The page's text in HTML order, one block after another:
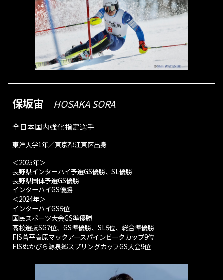
保坂宙 HOSAKA SORA
全日本国内強化指定選手
東洋大学1年／東京都江東区出身
＜2025年＞
長野県インターハイ予選GS優勝、SL優勝
長野県国体予選GS優勝
インターハイGS優勝
＜2024年＞
インターハイGS5位
国民スポーツ大会GS準優勝
高校選抜SG7位、GS準優勝、SL5位、総合準優勝
FIS菅平高原マックアースパインビークカップ9位
FISぬかびら源泉郷スプリングカップGS大会9位